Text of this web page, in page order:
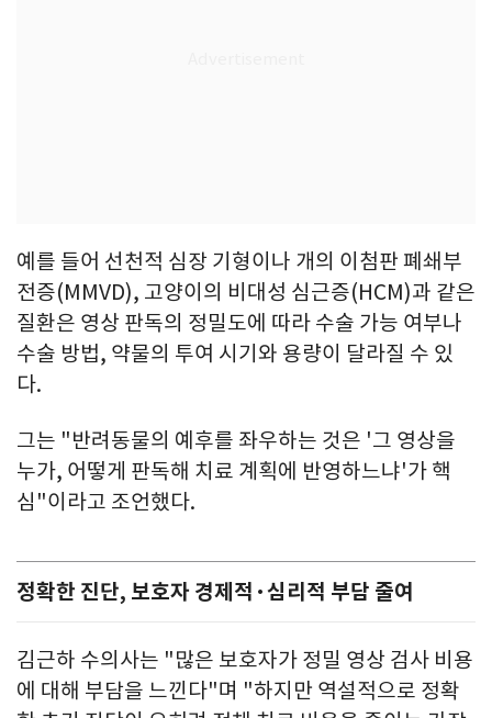
예를 들어 선천적 심장 기형이나 개의 이첨판 폐쇄부
전증(MMVD), 고양이의 비대성 심근증(HCM)과 같은
질환은 영상 판독의 정밀도에 따라 수술 가능 여부나
수술 방법, 약물의 투여 시기와 용량이 달라질 수 있
다.
그는 "반려동물의 예후를 좌우하는 것은 '그 영상을
누가, 어떻게 판독해 치료 계획에 반영하느냐'가 핵
심"이라고 조언했다.
정확한 진단, 보호자 경제적·심리적 부담 줄여
김근하 수의사는 "많은 보호자가 정밀 영상 검사 비용
에 대해 부담을 느낀다"며 "하지만 역설적으로 정확